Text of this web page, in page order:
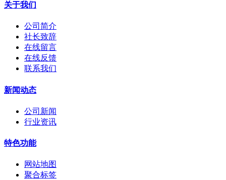
关于我们
公司简介
社长致辞
在线留言
在线反馈
联系我们
新闻动态
公司新闻
行业资讯
特色功能
网站地图
聚合标签